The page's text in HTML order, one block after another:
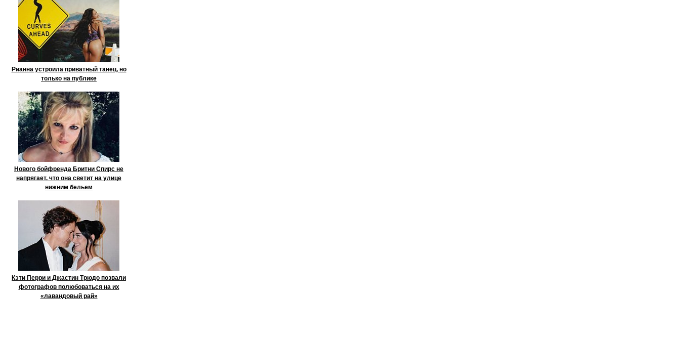
Рианна устроила приватный танец, но
только на публике
Нового бойфренда Бритни Спирс не
напрягает, что она светит на улице
нижним бельем
Кэти Перри и Джастин Трюдо позвали
фотографов полюбоваться на их
«лавандовый рай»